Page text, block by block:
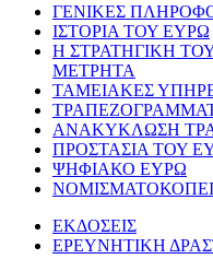
ΓΕΝΙΚΕΣ
ΙΣΤΟΡΙΑ ΤΟΥ ΕΥΡΩ
Η ΣΤΡΑΤΗΓΙΚΗ
ΜΕΤΡΗΤΑ
ΤΑΜΕΙΑΚΕΣ
ΑΝΑΚΥΚΛΩΣΗ
ΠΡΟΣΤΑΣΙΑ ΤΟΥ
ΨΗΦΙΑΚΟ ΕΥΡΩ
ΕΚΔΟΣΕΙΣ
ΕΡΕΥΝΗΤΙΚΗ